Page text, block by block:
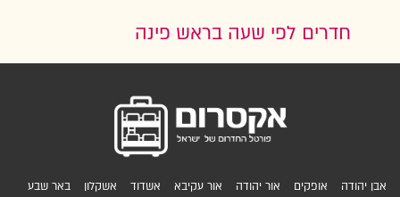
חדרים לפי שעה בראש פינה
אבן יהודה אופקים אור יהודה אור עקיבא אשדוד אשקלון באר שבע